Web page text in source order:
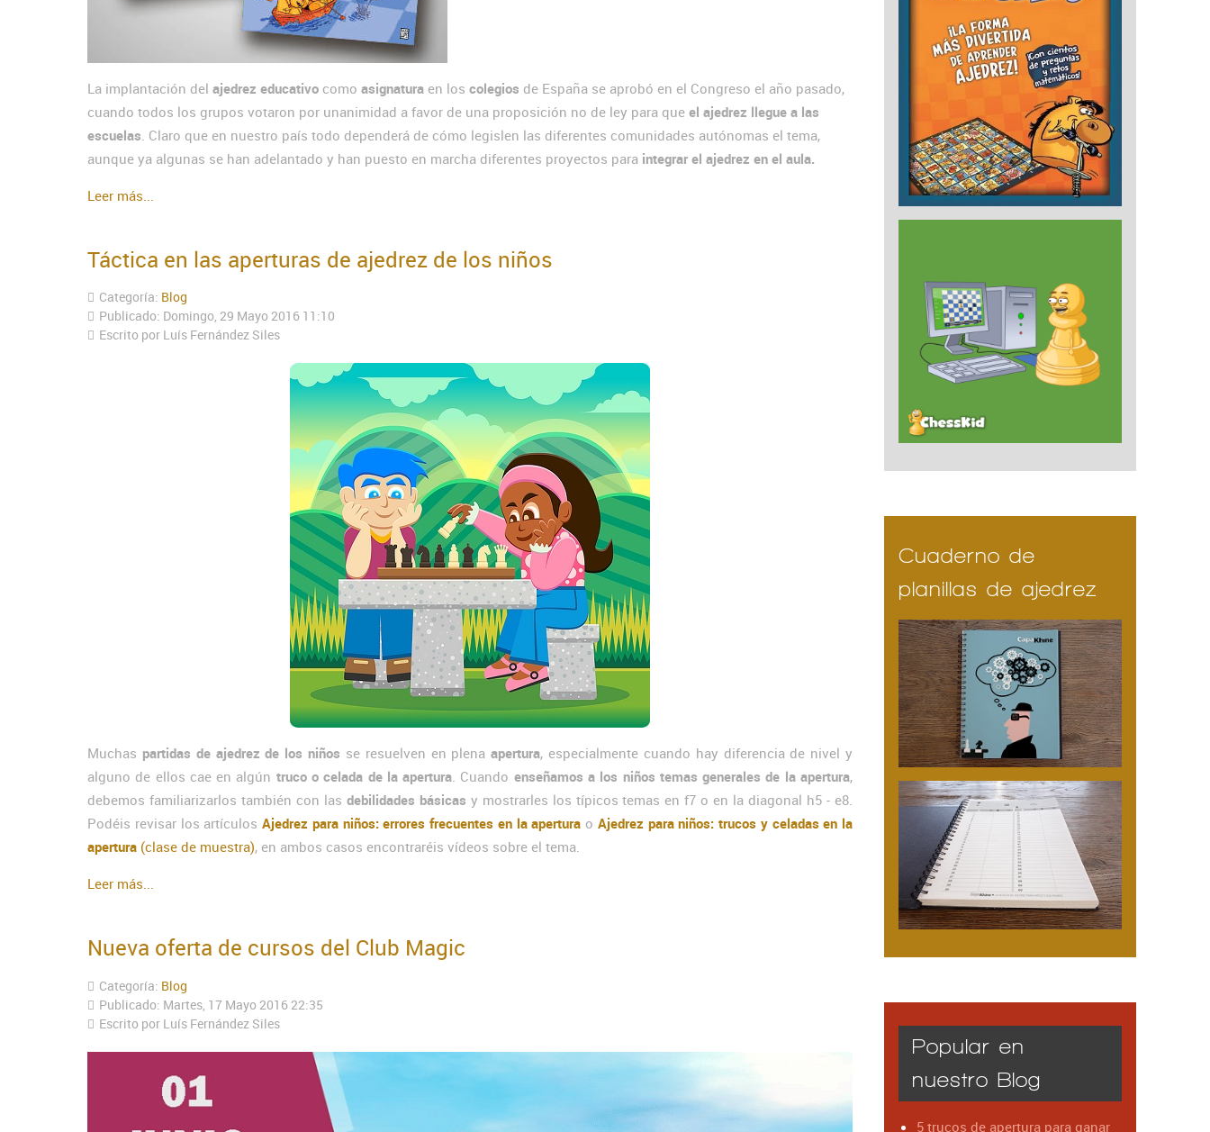
La implantación del ajedrez educativo como asignatura en los colegios de España se aprobó en el Congreso el año pasado,
cuando todos los grupos votaron por unanimidad a favor de una proposición no de ley para que el ajedrez llegue a las
escuelas . Claro que en nuestro país todo dependerá de cómo legislen las diferentes comunidades autónomas el tema,
aunque ya algunas se han adelantado y han puesto en marcha diferentes proyectos para integrar el ajedrez en el aula.
Leer más...
Táctica en las aperturas de ajedrez de los niños
Categoría: Blog
Publicado: Domingo, 29 Mayo 2016 11:10
Escrito por Luís Fernández Siles
Muchas partidas de ajedrez de los niños se resuelven en plena apertura, especialmente cuando hay diferencia de nivel y
alguno de ellos cae en algún truco o celada de la apertura. Cuando enseñamos a los niños temas generales de la apertura,
debemos familiarizarlos también con las debilidades básicas y mostrarles los típicos temas en f7 o en la diagonal h5 - e8.
Podéis revisar los artículos Ajedrez para niños: errores frecuentes en la apertura o Ajedrez para niños: trucos y celadas en la
apertura (clase de muestra), en ambos casos encontraréis vídeos sobre el tema.
Leer más...
Nueva oferta de cursos del Club Magic
Categoría: Blog
Publicado: Martes, 17 Mayo 2016 22:35
Escrito por Luís Fernández Siles
Cuaderno de
planillas de ajedrez
Popular en
nuestro Blog
5 trucos de apertura para ganar